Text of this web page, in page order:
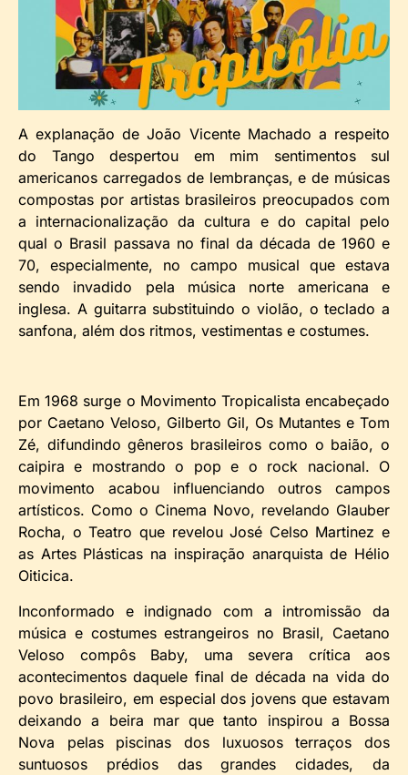
A explanação de João Vicente Machado a respeito
do Tango despertou em mim sentimentos sul
americanos carregados de lembranças, e de músicas
compostas por artistas brasileiros preocupados com
a internacionalização da cultura e do capital pelo
qual o Brasil passava no final da década de 1960 e
70, especialmente, no campo musical que estava
sendo invadido pela música norte americana e
inglesa. A guitarra substituindo o violão, o teclado a
sanfona, além dos ritmos, vestimentas e costumes.
Em 1968 surge o Movimento Tropicalista encabeçado
por Caetano Veloso, Gilberto Gil, Os Mutantes e Tom
Zé, difundindo gêneros brasileiros como o baião, o
caipira e mostrando o pop e o rock nacional. O
movimento acabou influenciando outros campos
artísticos. Como o Cinema Novo, revelando Glauber
Rocha, o Teatro que revelou José Celso Martinez e
as Artes Plásticas na inspiração anarquista de Hélio
Oiticica.
Inconformado e indignado com a intromissão da
música e costumes estrangeiros no Brasil, Caetano
Veloso compôs Baby, uma severa crítica aos
acontecimentos daquele final de década na vida do
povo brasileiro, em especial dos jovens que estavam
deixando a beira mar que tanto inspirou a Bossa
Nova pelas piscinas dos luxuosos terraços dos
suntuosos prédios das grandes cidades, da